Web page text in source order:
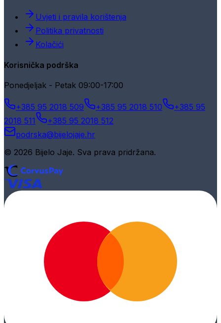
Uvjeti i pravila korištenja
Politika privatnosti
Kolačići
Korisnička podrška
Ponedjeljak - Petak 09:00-17:00
+385 95 2018 509 +385 95 2018 510
+385 95
2018 511
+385 95 2018 512
podrska@bijelojaje.hr
© 2026 Bijelo Jaje. Sva prava pridržana.